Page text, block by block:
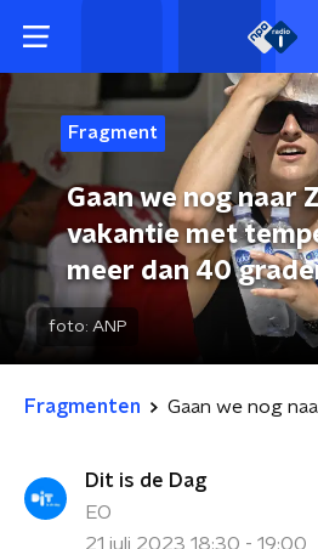
Fragment
Gaan we nog naar
vakantie met
meer dan 40
foto: ANP
Fragmenten
Dit is de Dag
EO
21 juli 2023 18:30 - 19:00